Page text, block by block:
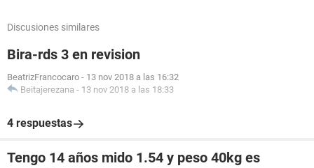
Discusiones similares
Bira-rds 3 en revision
BeatrizFrancocaro - 13 nov 2018 a las 16:32
Beitajerezana - 13 nov 2018 a las 18:33
4 respuestas
Tengo 14 años mido 1.54 y peso 40kg es